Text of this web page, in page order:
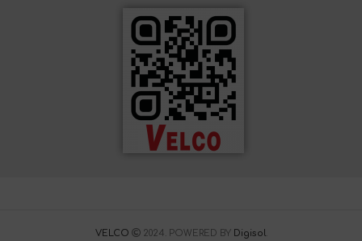
VELCO 2024. POWERED BY Digisol